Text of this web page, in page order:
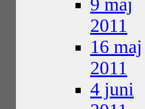
9 maj
2011
16 maj
2011
4 juni